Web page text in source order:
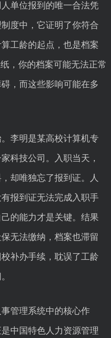
单位报到的唯一合法凭
度中，它证明了你符合
工龄的起点，也是档案
，你的档案可能无法正常
，而这些影响可能在多
李明是某高校计算机专
科技公司。入职当天，
却唯独忘了报到证。人
报到证无法完成入职手
的能力才是关键。结果
无法缴纳，档案也滞留
补办手续，耽误了工龄
管理系统中的核心作
中国特色人力资源管理